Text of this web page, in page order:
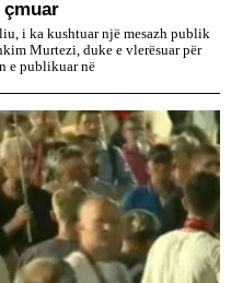
i ka kushtuar një mesazh publik
Murtezi, duke e vlerësuar për
e publikuar në